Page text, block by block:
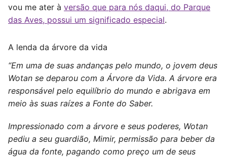
vou me ater à versão que para nós daqui, do Parque
das Aves, possui um significado especial.
A lenda da árvore da vida
“Em uma de suas andanças pelo mundo, o jovem deus
Wotan se deparou com a Árvore da Vida. A árvore era
responsável pelo equilíbrio do mundo e abrigava em
meio às suas raízes a Fonte do Saber.
Impressionado com a árvore e seus poderes, Wotan
pediu a seu guardião, Mimir, permissão para beber da
água da fonte, pagando como preço um de seus